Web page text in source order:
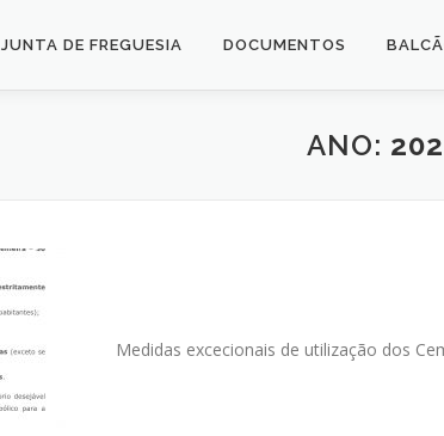
JUNTA DE FREGUESIA DOCUMENTOS
ANO:
Medidas excecionais de utilização dos